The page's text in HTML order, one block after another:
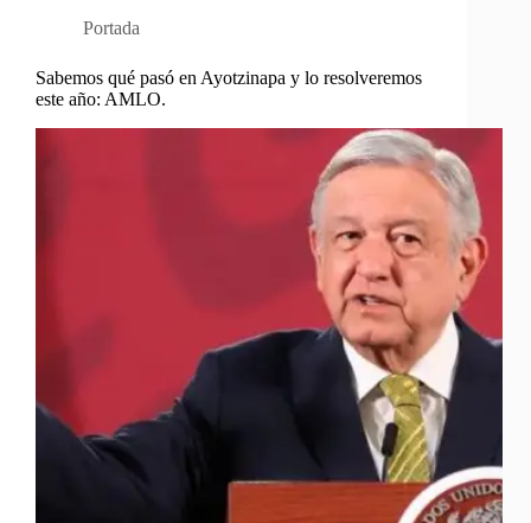
Portada
Sabemos qué pasó en Ayotzinapa y lo resolveremos
este año: AMLO.